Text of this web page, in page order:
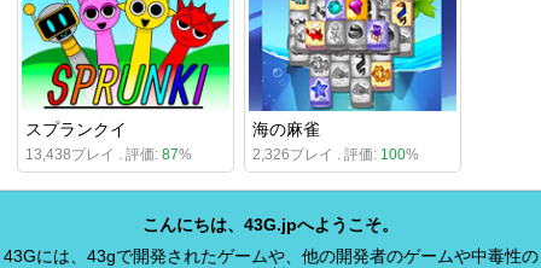
スプランクイ
13,438プレイ . 評価: 87%
海の麻雀
2,326プレイ . 評価: 100%
こんにちは、43G.jpへようこそ。
43Gには、43gで開発されたゲームや、他の開発者のゲームや中毒性の